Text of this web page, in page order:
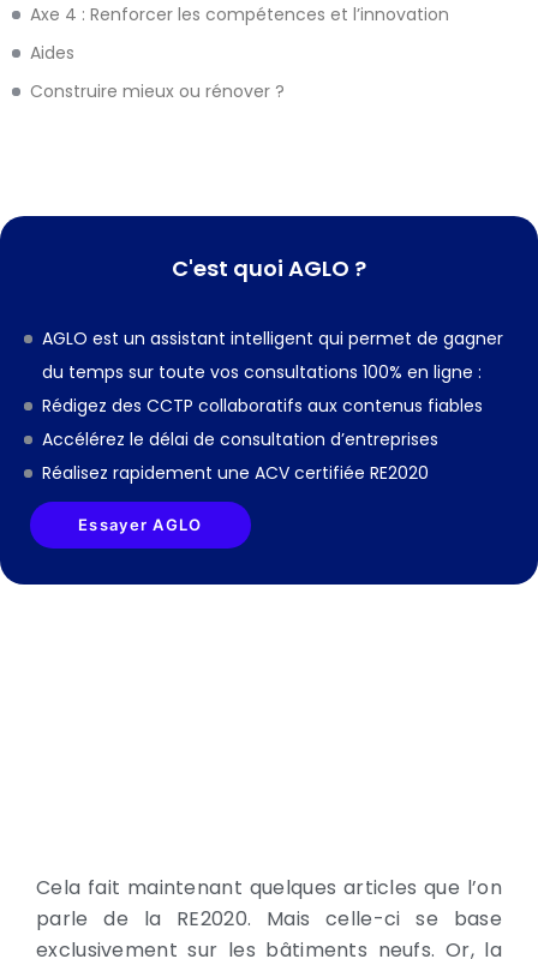
Axe 4 : Renforcer les compétences et l’innovation
Aides
Construire mieux ou rénover ?
C'est quoi AGLO ?
AGLO est un assistant intelligent qui permet de gagner
du temps sur toute vos consultations 100% en ligne :
Rédigez des CCTP collaboratifs aux contenus fiables
Accélérez le délai de consultation d’entreprises
Réalisez rapidement une ACV certifiée RE2020
Essayer AGLO
Cela fait maintenant quelques articles que l’on
parle de la RE2020. Mais celle-ci se base
exclusivement sur les bâtiments neufs. Or, la